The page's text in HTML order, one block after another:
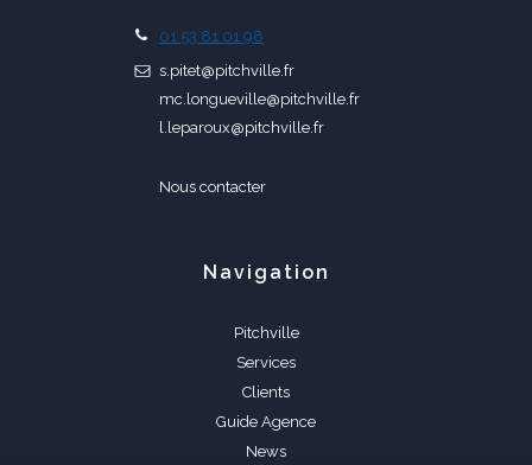
01 53 81 01 98
s.pitet@pitchville.fr
mc.longueville@pitchville.fr
l.leparoux@pitchville.fr
Nous contacter
Navigation
Pitchville
Services
Clients
Guide Agence
News